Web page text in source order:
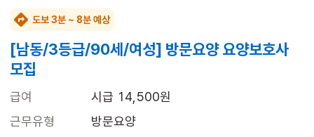
도보 3분 ~ 8분 예상
[남동/3등급/90세/여성] 방문요양 요양보호사
모집
급여
시급 14,500원
근무유형
방문요양